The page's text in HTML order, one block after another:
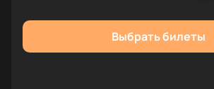
Выбрать билеты